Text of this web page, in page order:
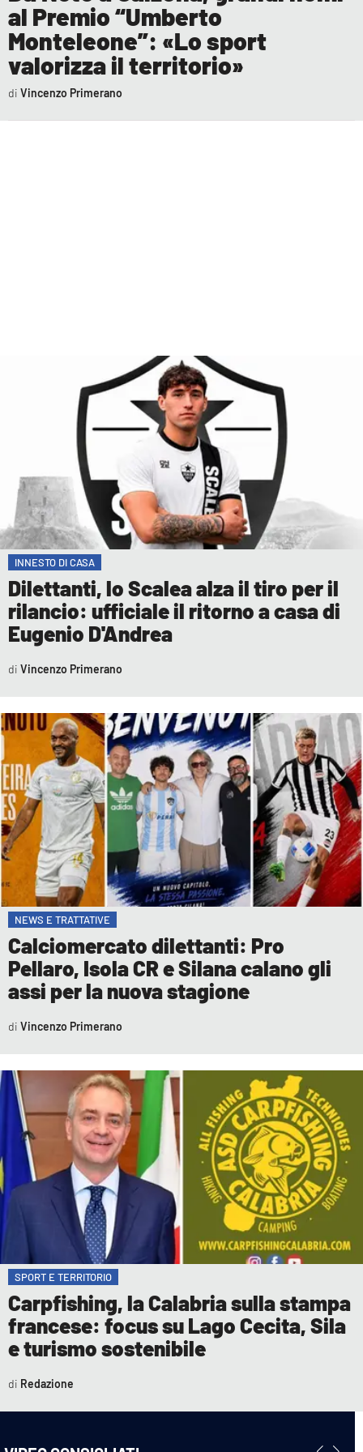
Streaming
LAC TV
LAC NETWORK
COSENZACHANNEL.IT
ILVIBONESE.IT
CATANZAROCHANNEL.IT
LACAPITALENEWS.IT
App
ANDROID
APPLE
al Premio “Umberto
Monteleone”: «Lo sport
valorizza il territorio»
Vincenzo Primerano
INNESTO DI CASA
Dilettanti, lo Scalea alza il tiro per il
rilancio: ufficiale il ritorno a casa di
Eugenio D'Andrea
Vincenzo Primerano
NEWS E TRATTATIVE
Calciomercato dilettanti: Pro
Pellaro, Isola CR e Silana calano gli
assi per la nuova stagione
Vincenzo Primerano
SPORT E TERRITORIO
Carpfishing, la Calabria sulla stampa
francese: focus su Lago Cecita, Sila
e turismo sostenibile
Redazione